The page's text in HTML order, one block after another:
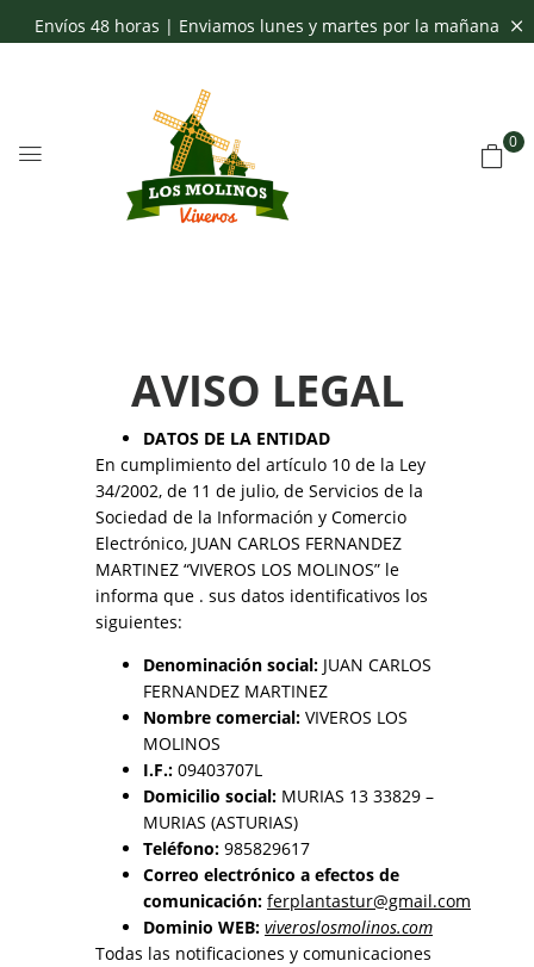
Envíos 48 horas | Enviamos lunes y martes por la mañana
0
AVISO LEGAL
DATOS DE LA ENTIDAD
En cumplimiento del artículo 10 de la Ley
34/2002, de 11 de julio, de Servicios de la
Sociedad de la Información y Comercio
Electrónico, JUAN CARLOS FERNANDEZ
MARTINEZ “VIVEROS LOS MOLINOS” le
informa que . sus datos identificativos los
siguientes:
Denominación social: JUAN CARLOS
FERNANDEZ MARTINEZ
Nombre comercial: VIVEROS LOS
MOLINOS
I.F.: 09403707L
Domicilio social: MURIAS 13 33829 –
MURIAS (ASTURIAS)
Teléfono: 985829617
Correo electrónico a efectos de
comunicación: ferplantastur@gmail.com
Dominio WEB: viveroslosmolinos.com
Todas las notificaciones y comunicaciones